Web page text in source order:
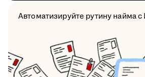
Автоматизируйте рутину найма